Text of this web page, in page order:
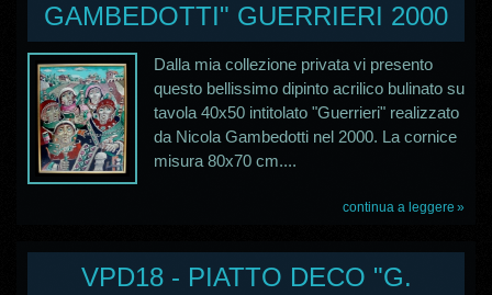
GAMBEDOTTI" GUERRIERI 2000
Dalla mia collezione privata vi presento
questo bellissimo dipinto acrilico bulinato su
tavola 40x50 intitolato "Guerrieri" realizzato
da Nicola Gambedotti nel 2000. La cornice
misura 80x70 cm....
continua a leggere
VPD18 - PIATTO DECO "G.